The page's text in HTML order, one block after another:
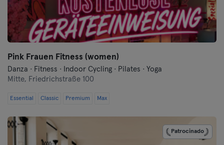
Pink Frauen Fitness (women)
Danza · Fitness · Indoor Cycling · Pilates · Yoga
Mitte, Friedrichstraße 100
Essential Classic Premium Max
Patrocinado
Frankfurt an der Oder
Freiburg
Fulda
Hamburgo